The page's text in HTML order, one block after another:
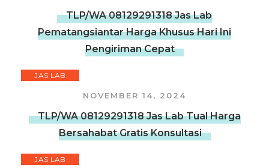
TLP/WA 08129291318 Jas Lab
Pematangsiantar Harga Khusus Hari Ini
Pengiriman Cepat
JAS LAB
NOVEMBER 14, 2024
TLP/WA 08129291318 Jas Lab Tual Harga
Bersahabat Gratis Konsultasi
JAS LAB